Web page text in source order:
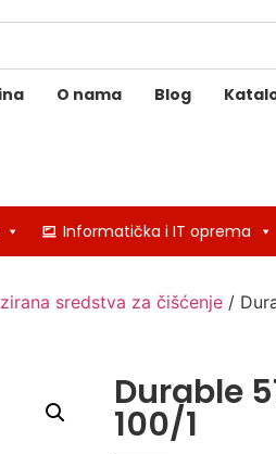
O nama Blog
Informatička i IT oprema
sredstva za čišćenje /
Durable
100/1